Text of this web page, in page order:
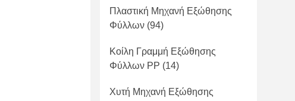
Πλαστική Μηχανή Εξώθησης
Φύλλων (94)
Κοίλη Γραμμή Εξώθησης
Φύλλων PP (14)
Χυτή Μηχανή Εξώθησης